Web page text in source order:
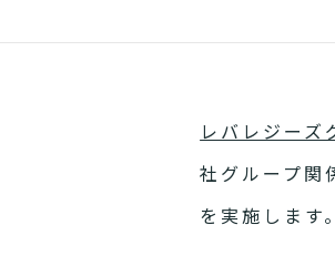
レバレジーズ
社グループ関
を実施します。